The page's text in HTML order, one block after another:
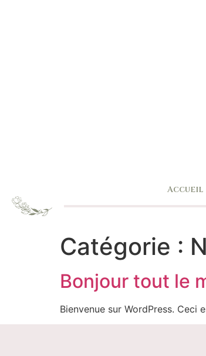
Accueil
Catégorie :
Bonjour tout le
Bienvenue sur WordPress.